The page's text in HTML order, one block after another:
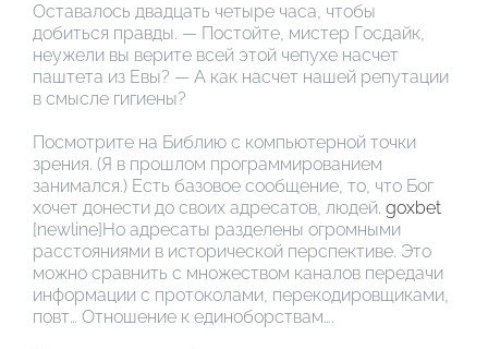
Оставалось двадцать четыре часа, чтобы
добиться правды. — Постойте, мистер Госдайк,
неужели вы верите всей этой чепухе насчет
паштета из Евы? — А как насчет нашей репутации
в смысле гигиены?
Посмотрите на Библию с компьютерной точки
зрения. (Я в прошлом программированием
занимался.) Есть базовое сообщение, то, что Бог
хочет донести до своих адресатов, людей. goxbet
[newline]Но адресаты разделены огромными
расстояниями в исторической перспективе. Это
можно сравнить с множеством каналов передачи
информации с протоколами, перекодировщиками,
повт… Отношение к единоборствам….